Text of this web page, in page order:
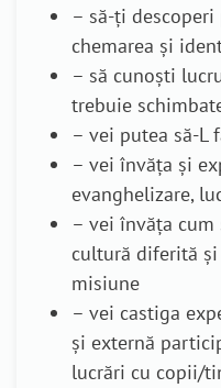
– să-ți
chemarea și
– să cunoști
trebuie
– vei putea să-L
– vei învăța și
evanghelizare,
– vei învăța cum
cultură diferită
misiune
– vei castiga
și externă
lucrări cu copii/